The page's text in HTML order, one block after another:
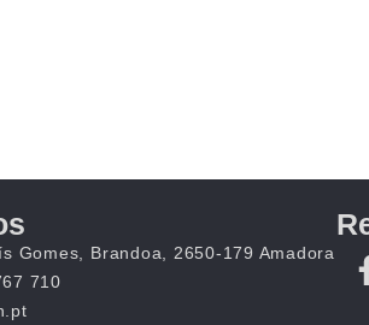
Gomes, Brandoa, 2650-179 Amadora
710